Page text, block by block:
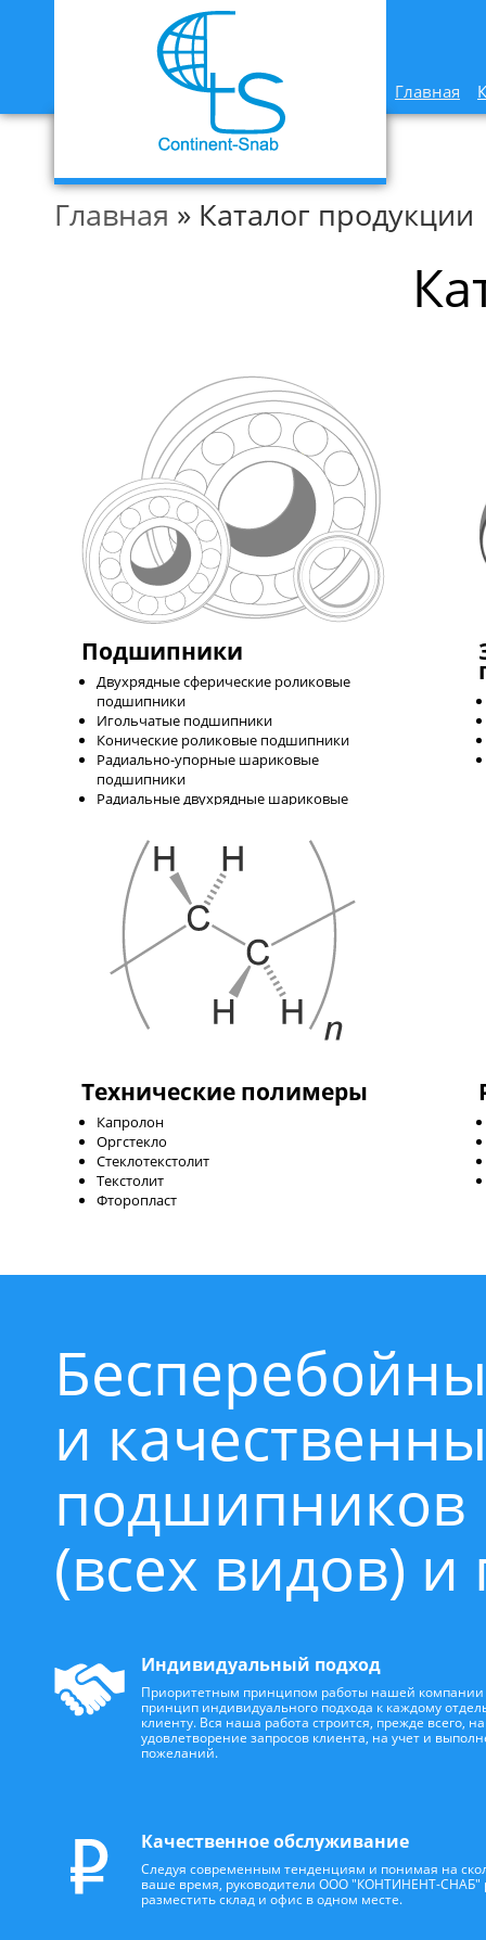
Главная
Главная » Каталог продукции
Подшипники
Двухрядные сферические роликовые
подшипники
Игольчатые подшипники
Конические роликовые подшипники
Радиально-упорные шариковые
подшипники
Радиальные двухрядные шариковые
Радиальные однорядные шариковые
подшипники
Радиальные роликовые подшипники
Радиальные роликовые подшипники с
витыми роликами
Упорные роликовые подшипники
Упорные шариковые подшипники
Шарнирные подшипники
Стопорные кольца
Технические полимеры
Капролон
Оргстекло
Стеклотекстолит
Текстолит
Фторопласт
и
подшипников
(всех видов)
Индивидуальный подход
Приоритетным принципом работы нашей компании
принцип индивидуального подхода к каждому
клиенту. Вся наша работа строится, прежде всего, на
удовлетворение запросов клиента, на учет и
пожеланий.
Качественное обслуживание
Следуя современным тенденциям и понимая на
ваше время, руководители ООО "КОНТИНЕНТ-
разместить склад и офис в одном месте.